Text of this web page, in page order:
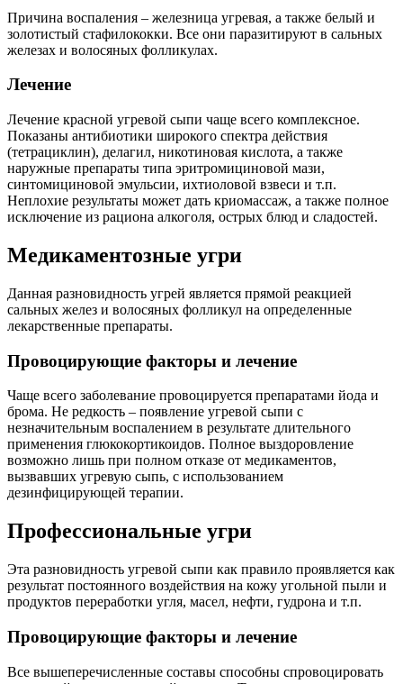
Причина воспаления – железница угревая, а также белый и
золотистый стафилококки. Все они паразитируют в сальных
железах и волосяных фолликулах.
Лечение
Лечение красной угревой сыпи чаще всего комплексное.
Показаны антибиотики широкого спектра действия
(тетрациклин), делагил, никотиновая кислота, а также
наружные препараты типа эритромициновой мази,
синтомициновой эмульсии, ихтиоловой взвеси и т.п.
Неплохие результаты может дать криомассаж, а также полное
исключение из рациона алкоголя, острых блюд и сладостей.
Медикаментозные угри
Данная разновидность угрей является прямой реакцией
сальных желез и волосяных фолликул на определенные
лекарственные препараты.
Провоцирующие факторы и лечение
Чаще всего заболевание провоцируется препаратами йода и
брома. Не редкость – появление угревой сыпи с
незначительным воспалением в результате длительного
применения глюкокортикоидов. Полное выздоровление
возможно лишь при полном отказе от медикаментов,
вызвавших угревую сыпь, с использованием
дезинфицирующей терапии.
Профессиональные угри
Эта разновидность угревой сыпи как правило проявляется как
результат постоянного воздействия на кожу угольной пыли и
продуктов переработки угля, масел, нефти, гудрона и т.п.
Провоцирующие факторы и лечение
Все вышеперечисленные составы способны спровоцировать